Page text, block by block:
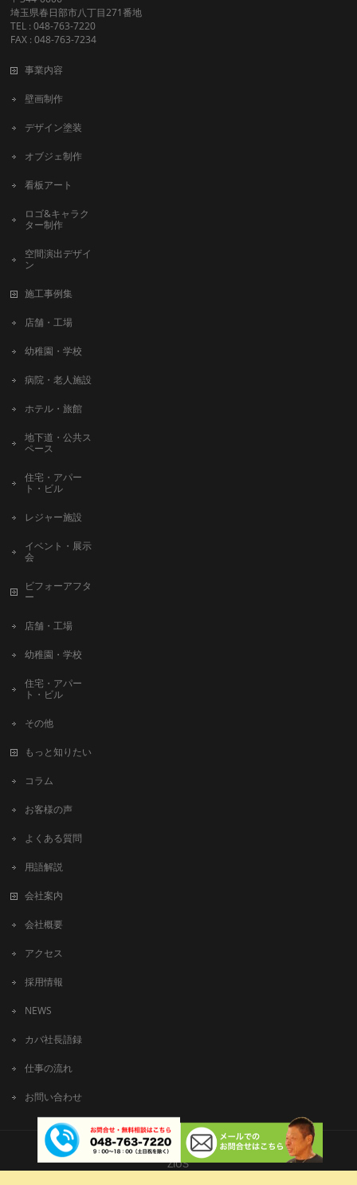
埼玉県春日部市八丁目271番地
TEL : 048-763-7220
FAX : 048-763-7234
事業内容
壁画制作
デザイン塗装
オブジェ制作
看板アート
ロゴ&キャラク
ター制作
空間演出デザイ
ン
施工事例集
店舗・工場
幼稚園・学校
病院・老人施設
ホテル・旅館
地下道・公共ス
ペース
住宅・アパー
ト・ビル
レジャー施設
イベント・展示
会
ビフォーアフタ
ー
店舗・工場
幼稚園・学校
住宅・アパー
ト・ビル
その他
もっと知りたい
コラム
お客様の声
よくある質問
用語解説
会社案内
会社概要
アクセス
採用情報
NEWS
カバ社長語録
仕事の流れ
お問い合わせ
Copyright © 有限会社ビッグアート All Rights Reserved.
ZIUS